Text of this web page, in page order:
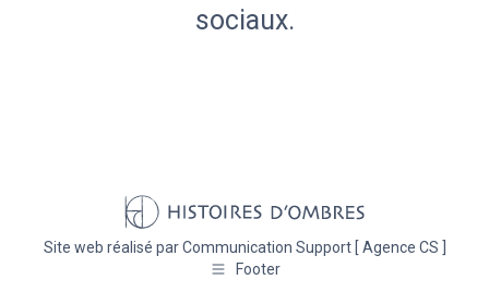
sociaux.
Site web réalisé parCommunication Support [ Agence CS ]
Footer